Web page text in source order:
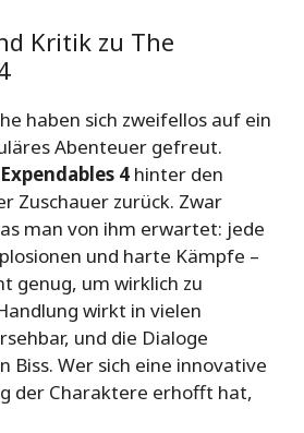
Kritik zu The
haben sich zweifellos auf ein
Abenteuer gefreut.
4 hinter den
Zuschauer zurück. Zwar
man von ihm erwartet: jede
und harte Kämpfe –
genug, um wirklich zu
wirkt in vielen
und die Dialoge
Biss. Wer sich eine innovative
der Charaktere erhofft hat,